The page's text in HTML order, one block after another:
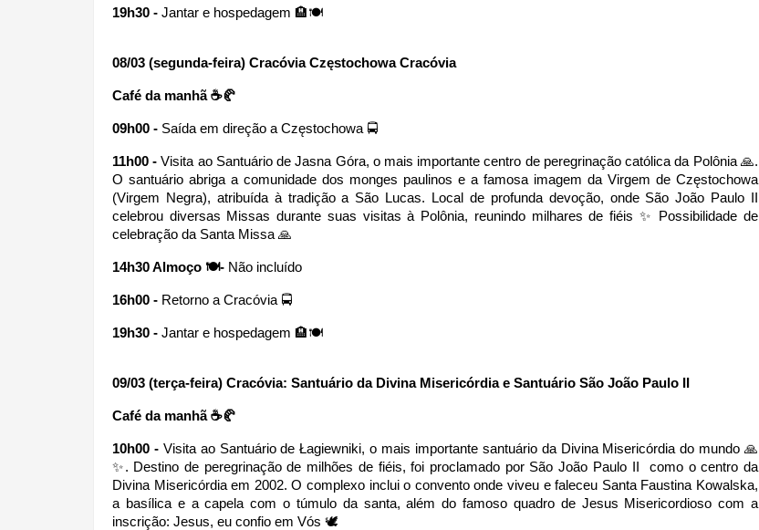
19h30 - Jantar e hospedagem 🏨🍽
08/03 (segunda-feira) Cracóvia Częstochowa Cracóvia
Café da manhã ☕🥐
09h00 - Saída em direção a Częstochowa 🚍
11h00 - Visita ao Santuário de Jasna Góra, o mais importante centro de peregrinação católica da Polônia 🙏.
O santuário abriga a comunidade dos monges paulinos e a famosa imagem da Virgem de Częstochowa
(Virgem Negra), atribuída à tradição a São Lucas. Local de profunda devoção, onde São João Paulo II
celebrou diversas Missas durante suas visitas à Polônia, reunindo milhares de fiéis ✨ Possibilidade de
celebração da Santa Missa 🙏
14h30 Almoço 🍽- Não incluído
16h00 - Retorno a Cracóvia 🚍
19h30 - Jantar e hospedagem 🏨🍽
09/03 (terça-feira) Cracóvia: Santuário da Divina Misericórdia e Santuário São João Paulo II
Café da manhã ☕🥐
10h00 - Visita ao Santuário de Łagiewniki, o mais importante santuário da Divina Misericórdia do mundo 🙏
✨. Destino de peregrinação de milhões de fiéis, foi proclamado por São João Paulo II  como o centro da
Divina Misericórdia em 2002. O complexo inclui o convento onde viveu e faleceu Santa Faustina Kowalska,
a basílica e a capela com o túmulo da santa, além do famoso quadro de Jesus Misericordioso com a
inscrição: Jesus, eu confio em Vós 🕊